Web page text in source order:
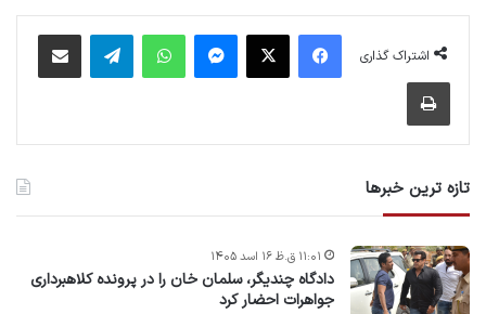
اشتراک گذاری
فیس بوک پیام رسان واتس آپ
تازه ترین خبرها
دادگاه چندیگر، سلمان خان را در پرونده کلاهبرداری
جواهرات احضار کرد
۱۱:۰۱ ق.ظ ۱۶ اسد ۱۴۰۵